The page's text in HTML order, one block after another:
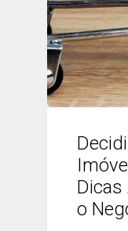
Dicas
o